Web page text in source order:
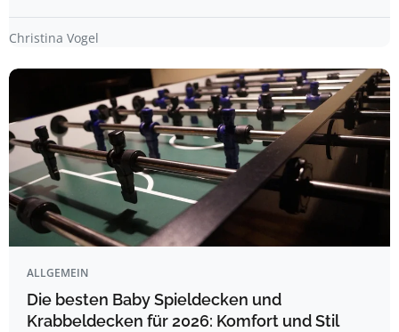
Christina Vogel
ALLGEMEIN
Die besten Baby Spieldecken und
Krabbeldecken für 2026: Komfort und Stil